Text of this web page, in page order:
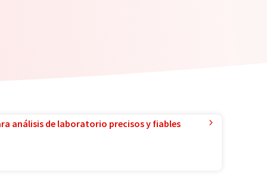
análisis de laboratorio precisos y fiables